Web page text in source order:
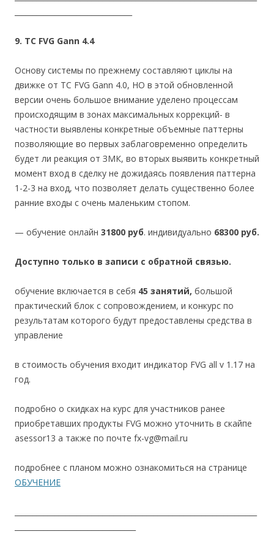
9. ТС FVG Gann 4.4
Основу системы по прежнему составляют циклы на
движке от ТС FVG Gann 4.0, НО в этой обновленной
версии очень большое внимание уделено процессам
происходящим в зонах максимальных коррекций- в
частности выявлены конкретные объемные паттерны
позволяющие во первых заблаговременно определить
будет ли реакция от ЗМК, во вторых выявить конкретный
момент вход в сделку не дожидаясь появления паттерна
1-2-3 на вход, что позволяет делать существенно более
ранние входы с очень маленьким стопом.
— обучение онлайн 31800 руб. индивидуально 68300 руб.
Доступно только в записи с обратной связью.
обучение включается в себя 45 занятий, большой
практический блок с сопровождением, и конкурс по
результатам которого будут предоставлены средства в
управление
в стоимость обучения входит индикатор FVG all v 1.17 на
год.
подробно о скидках на курс для участников ранее
приобретавших продукты FVG можно уточнить в скайпе
asessor13 а также по почте fx-vg@mail.ru
подробнее с планом можно ознакомиться на странице
ОБУЧЕНИЕ